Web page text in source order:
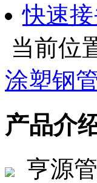
快速
当前位
涂塑钢
产品介
亨源